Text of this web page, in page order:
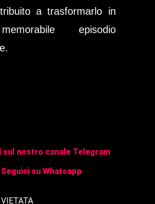
a trasformarlo in
episodio
sul nostro canale Telegram
Seguici su Whatsapp